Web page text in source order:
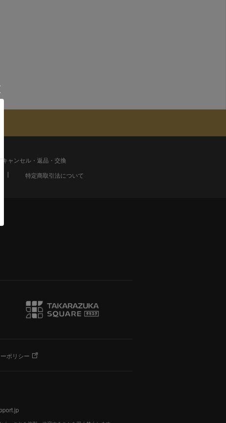
キャンセル・返品・交換
特定商取引法について
ポリシー